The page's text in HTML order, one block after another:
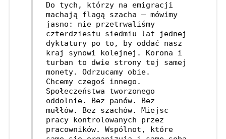
Do tych, którzy na emigracji
machają flagą szacha – mówimy
jasno: nie przetrwaliśmy
czterdziestu siedmiu lat jednej
dyktatury po to, by oddać nasz
kraj synowi kolejnej. Korona i
turban to dwie strony tej samej
monety. Odrzucamy obie.
Chcemy czegoś innego.
Społeczeństwa tworzonego
oddolnie. Bez panów. Bez
mułłów. Bez szachów. Miejsc
pracy kontrolowanych przez
pracowników. Wspólnot, które